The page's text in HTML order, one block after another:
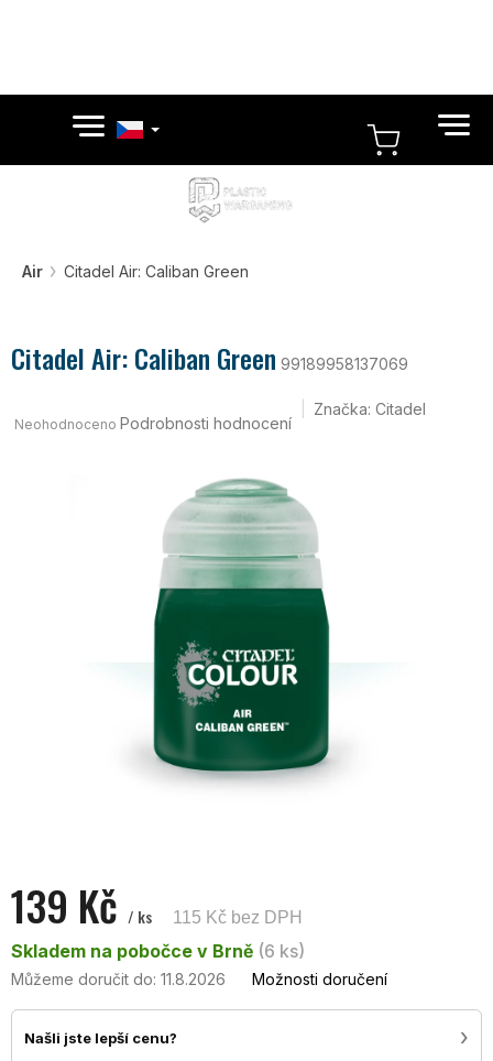
Air Citadel Air: Caliban Green
Citadel Air: Caliban Green 99189958137069
hodnocení
Neohodnoceno Podrobnosti hodnocení
Značka:Citadel
139 Kč / ks 115 Kč bez DPH
Měrná
Skladem na pobočce v Brně (6 ks)
Můžeme doručit do: 11.8.2026 Možnosti doručení
Našli jste lepší cenu? ›